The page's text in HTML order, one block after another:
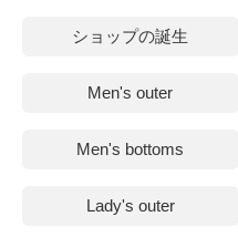
ショップの誕生
Men's outer
Men's bottoms
Lady's outer